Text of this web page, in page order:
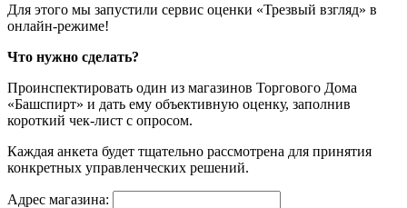
Для этого мы запустили сервис оценки «Трезвый взгляд» в
онлайн-режиме!
Что нужно сделать?
Проинспектировать один из магазинов Торгового Дома
«Башспирт» и дать ему объективную оценку, заполнив
короткий чек-лист с опросом.
Каждая анкета будет тщательно рассмотрена для принятия
конкретных управленческих решений.
Адрес магазина: